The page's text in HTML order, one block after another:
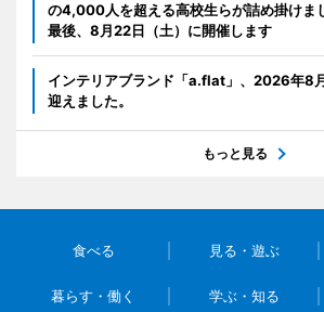
の4,000人を超える高校生らが詰め掛けま
最後、8月22日（土）に開催します
インテリアブランド「a.flat」、2026年8
迎えました。
もっと見る
食べる 見る・遊ぶ
暮らす・働く 学ぶ・知る